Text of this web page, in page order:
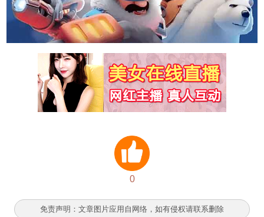
0
免责声明：文章图片应用自网络，如有侵权请联系删除